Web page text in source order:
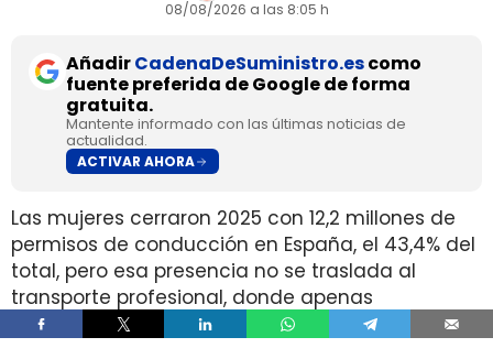
08/08/2026 a las 8:05 h
AñadirCadenaDeSuministro.escomo
fuente preferida de Google de forma
gratuita.
Mantente informado con las últimas noticias de
actualidad.
ACTIVAR AHORA
Las mujeres cerraron 2025 con 12,2 millones de
permisos de conducción en España, el 43,4% del
total, pero esa presencia no se traslada al
transporte profesional, donde apenas
representan el 2% de un colectivo de 250.000